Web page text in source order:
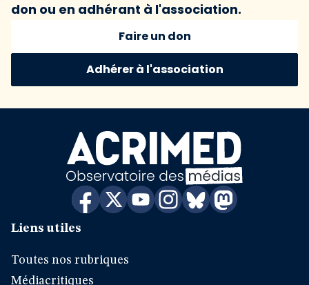
don ou en adhérant à l'association.
Faire un don
Adhérer à l'association
Liens utiles
Toutes nos rubriques
Médiacritiques